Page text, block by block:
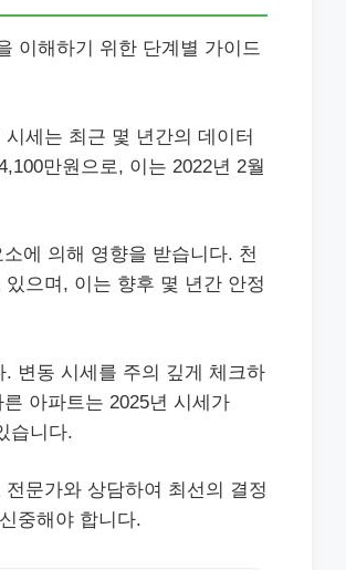
이해하기 위한 단계별 가이드
세는 최근 몇 년간의 데이터
만원으로, 이는 2022년 2월
에 의해 영향을 받습니다. 천
으며, 이는 향후 몇 년간 안정
변동 시세를 주의 깊게 체크하
아파트는 2025년 시세가
습니다.
문가와 상담하여 최선의 결정
중해야 합니다.